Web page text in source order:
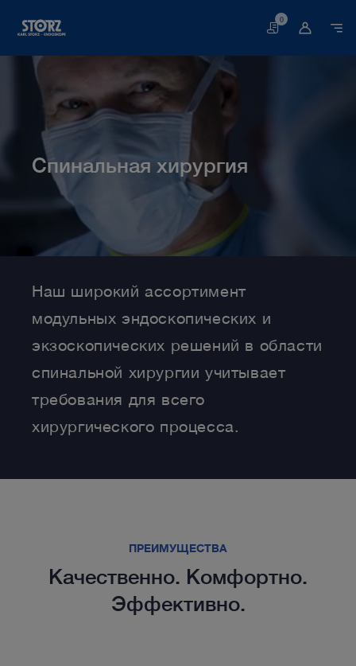
Корзина
0
Спинальная хирургия
Наш широкий ассортимент
модульных эндоскопических и
экзоскопических решений в области
спинальной хирургии учитывает
требования для всего
хирургического процесса.
ПРЕИМУЩЕСТВА
Качественно. Комфортно.
Эффективно.